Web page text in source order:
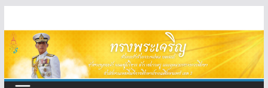
to
content